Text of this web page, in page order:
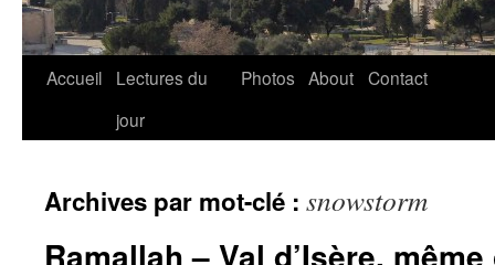
Accueil
Lectures du
jour
Photos About Contact
Archives par mot-clé : snowstorm
Ramallah – Val d’Isère,